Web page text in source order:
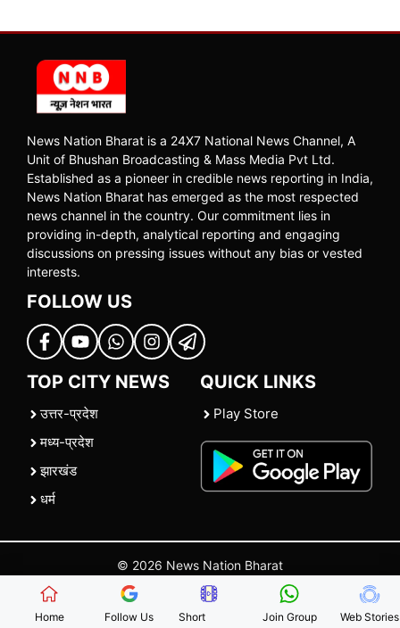
News Nation Bharat is a 24X7 National News Channel, A
Unit of Bhushan Broadcasting & Mass Media Pvt Ltd.
Established as a pioneer in credible news reporting in India,
News Nation Bharat has emerged as the most respected
news channel in the country. Our commitment lies in
providing in-depth, analytical reporting and engaging
discussions on pressing issues without any bias or vested
interests.
FOLLOW US
TOP CITY NEWS
उत्तर-प्रदेश
मध्य-प्रदेश
झारखंड
धर्म
QUICK LINKS
Play Store
© 2026 News Nation Bharat
Home| |Contact Us |Policies Terms and Conditions
Home Follow Us Short Join Group Web Stories